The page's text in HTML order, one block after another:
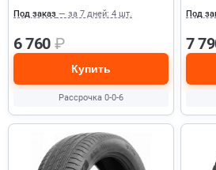
Под заказ — за 7 дней: 4 шт.
6 760 ₽
Купить
Рассрочка 0-0-6
Под
7